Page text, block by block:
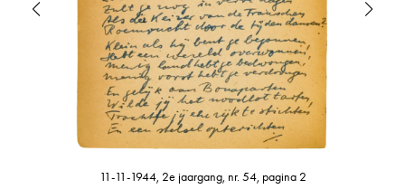
11-11-1944, 2e jaargang, nr. 54, pagina 2